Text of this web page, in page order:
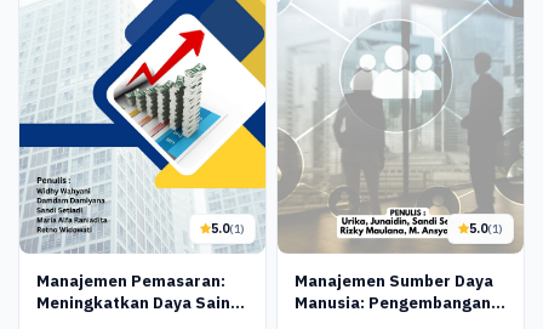
5.0(1)
Manajemen Pemasaran:
Meningkatkan Daya Saing
5.0(1)
Manajemen Sumber Daya
Manusia: Pengembangan